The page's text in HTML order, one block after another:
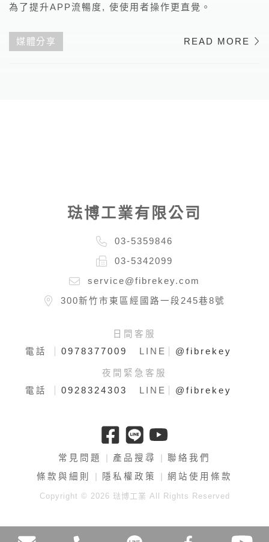
為了提升APP流暢度, 使使用者操作更直覺。
媒體分享 READ MORE
琺博工業有限公司
03-5359846
03-5342099
service@fibrekey.com
300新竹市東區經國路一段245巷8號
日間客服
電話
0978377009 LINE @fibrekey
夜間緊急客服
電話
0928324303 LINE @fibrekey
常見問題 產品搜尋
聯絡我們
條款與細則
隱私權政策 網站使用條款
Copyright © 2026 琺博工業 All Rights Reserved